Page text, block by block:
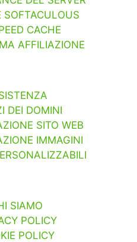
SOFTACULOUS
CACHE
AFFILIAZIONE
DEI DOMINI
SITO WEB
IMMAGINI
SIAMO
POLICY
POLICY